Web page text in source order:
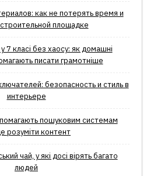
как не потерять время и
площадке
7 класі без хаосу: як домашні
писати грамотніше
безопасность и стиль в
интерьере
пошуковим системам
розуміти контент
чай, у які досі вірять багато
людей